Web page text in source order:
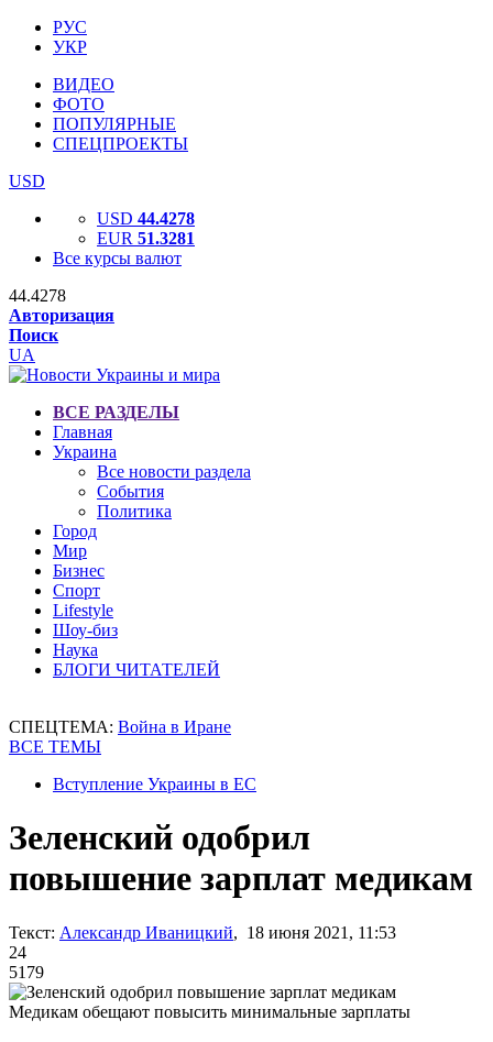
РУС
УКР
ВИДЕО
ФОТО
ПОПУЛЯРНЫЕ
СПЕЦПРОЕКТЫ
USD
USD 44.4278
EUR 51.3281
Все курсы валют
44.4278
Авторизация
Поиск
UA
ВСЕ РАЗДЕЛЫ
Главная
Украина
Все новости раздела
События
Политика
Город
Мир
Бизнес
Спорт
Lifestyle
Шоу-биз
Наука
БЛОГИ ЧИТАТЕЛЕЙ
СПЕЦТЕМА: Война в Иране
ВСЕ ТЕМЫ
Вступление Украины в ЕС
Зеленский одобрил
повышение зарплат медикам
Текст: Александр Иваницкий, 18 июня 2021, 11:53
24
5179
Медикам обещают повысить минимальные зарплаты